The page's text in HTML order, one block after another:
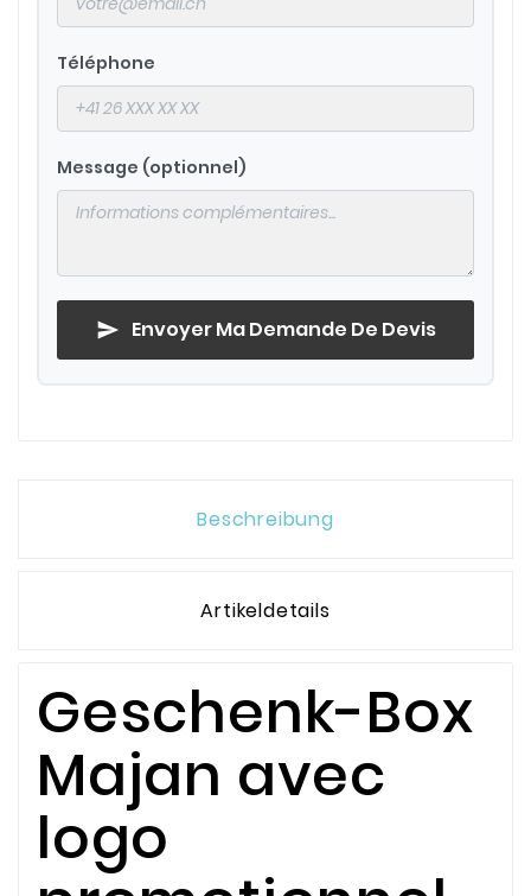
Téléphone
Message (optionnel)
send Envoyer Ma Demande De Devis
Beschreibung
Artikeldetails
Geschenk-Box
Majan avec
logo